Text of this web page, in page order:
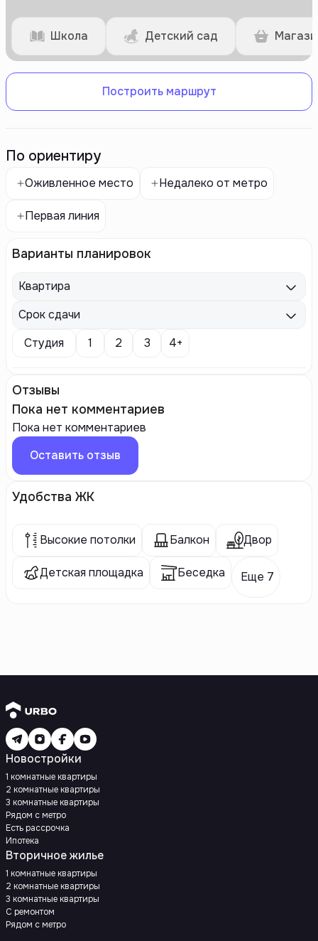
Школа Детский сад
Построить маршрут
По ориентиру
Оживленное место Недалеко от метро
Первая линия
Варианты планировок
Квартира
Срок сдачи
Студия
1 2 3 4+
Отзывы
Пока нет комментариев
Пока нет комментариев
Оставить отзыв
Удобства ЖК
Высокие потолки Балкон Двор
Детская площадка Беседка Еще 7
Новостройки
1 комнатные квартиры
2 комнатные квартиры
3 комнатные квартиры
Рядом с метро
Есть рассрочка
Ипотека
Вторичное жилье
1 комнатные квартиры
2 комнатные квартиры
3 комнатные квартиры
С ремонтом
Рядом с метро